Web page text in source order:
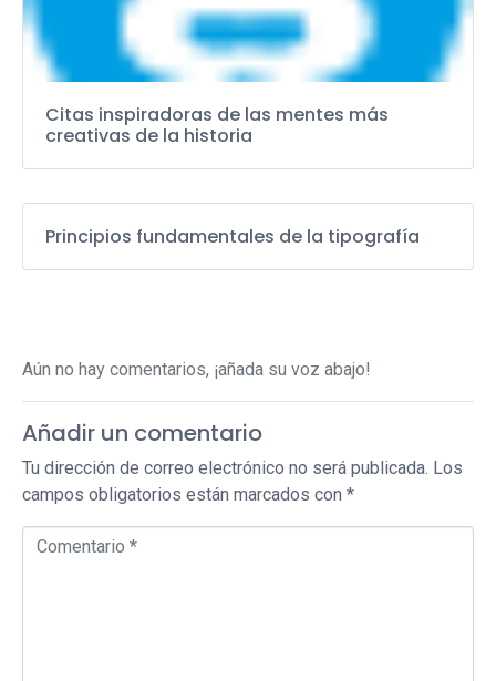
Citas inspiradoras de las mentes más
creativas de la historia
Principios fundamentales de la tipografía
Aún no hay comentarios, ¡añada su voz abajo!
Añadir un comentario
Tu dirección de correo electrónico no será publicada. Los
campos obligatorios están marcados con *
Comentario *